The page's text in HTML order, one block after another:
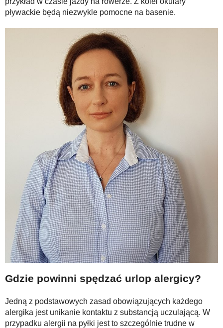
pływackie będą niezwykle pomocne na basenie.
Gdzie powinni spędzać urlop alergicy?
Jedną z podstawowych zasad obowiązujących każdego
alergika jest unikanie kontaktu z substancją uczulającą. W
przypadku alergii na pyłki jest to szczególnie trudne w